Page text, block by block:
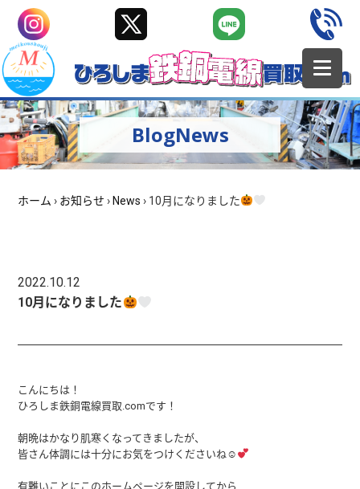
BlogNews
ホーム › お知らせ › News › 10月になりました
2022.10.12
10月になりました
こんにちは！
ひろしま鉄銅電線買取.comです！
朝晩はかなり肌寒くなってきましたが、
皆さん体調には十分にお気をつけくださいね☺
有難いことにこのホームページを開設してから